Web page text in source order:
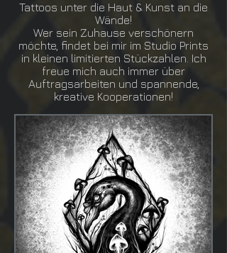
Tattoos unter die Haut & Kunst an die
Wände!
Wer sein Zuhause verschönern
möchte, findet bei mir im Studio Prints
in kleinen limitierten Stückzahlen. Ich
freue mich auch immer über
Auftragsarbeiten und spannende,
kreative Kooperationen!